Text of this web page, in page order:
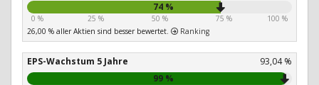
74 %
0 % 25 % 50 % 75 %
100 %
26,00 % aller Aktien sind besser bewertet.
Ranking
EPS-Wachstum 5 Jahre
93,04 %
99 %